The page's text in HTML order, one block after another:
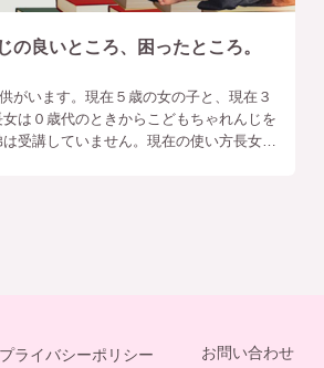
の良いところ、困ったところ。
がいます。現在５歳の女の子と、現在３
は０歳代のときからこどもちゃれんじを
受講していません。現在の使い方長女が
プライバシーポリシー お問い合わせ